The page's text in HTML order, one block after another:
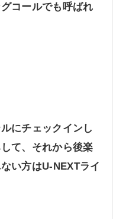
コールでも呼ばれ
にチェックインし
て、それから後楽
い方はU-NEXTライ